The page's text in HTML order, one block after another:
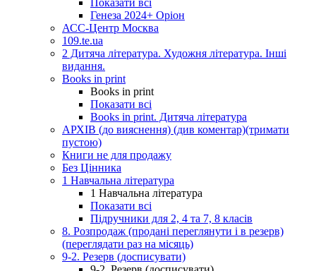
Показати всі
Генеза 2024+ Оріон
АСС-Центр Москва
109.te.ua
2 Дитяча література. Художня література. Інші
видання.
Books in print
Books in print
Показати всі
Books in print. Дитяча література
АРХІВ (до вияснення) (див коментар)(тримати
пустою)
Книги не для продажу
Без Цінника
1 Навчальна література
1 Навчальна література
Показати всі
Підручники для 2, 4 та 7, 8 класів
8. Розпродаж (продані переглянути і в резерв)
(переглядати раз на місяць)
9-2. Резерв (досписувати)